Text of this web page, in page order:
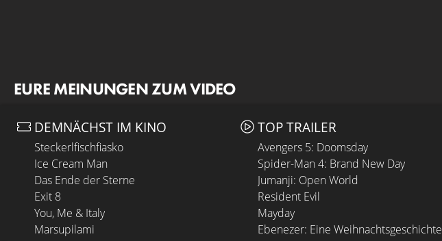
EURE MEINUNGEN ZUM VIDEO
DEMNÄCHST IM KINO
Steckerlfischfiasko
Ice Cream Man
Das Ende der Sterne
Exit 8
You, Me & Italy
Marsupilami
TOP TRAILER
Avengers 5: Doomsday
Spider-Man 4: Brand New Day
Jumanji: Open World
Resident Evil
Mayday
Ebenezer: Eine Weihnachtsgeschichte